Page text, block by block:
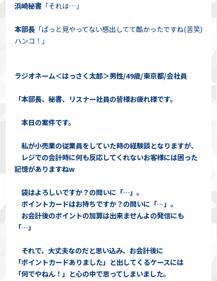
浜崎秘書「それは…」
本部長「ぱっと見やってない感出してて酷かったですね(苦笑)
ハンコ！」
ラジオネーム＜はっさく太郎＞男性/49歳/東京都/会社員
「本部長、秘書、リスナー社員の皆様お疲れ様です。
本日の案件です。
私が小売業の従業員をしていた時の経験談となりますが、
レジでの会計時に何も反応してくれないお客様には困った
記憶がありますねw
袋はよろしいですか？の問いに「…」。
ポイントカードはお持ちですか？の問いに「…」。
お会計後のポイントの加算は出来ませんよの発信にも
「…」
それで、大丈夫なのだと思い込み、お会計後に
「ポイントカードありました」と出してくるケースには
「何でやねん！」と心の中で思ってしまいました。